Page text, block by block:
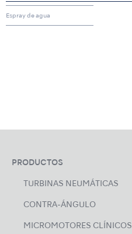
Espray de agua
PRODUCTOS
TURBINAS NEUMÁTICAS
CONTRA-ÁNGULO
MICROMOTORES CLÍNICOS